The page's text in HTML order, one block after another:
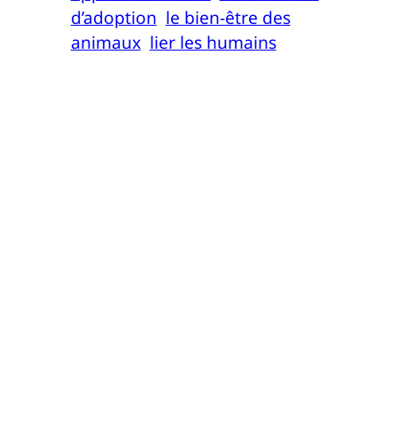
d’adoption le bien-être des
animaux lier les humains